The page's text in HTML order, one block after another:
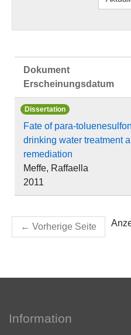
Dokument
Erscheinungsdatum
Dissertation
Fate of para-
drinking water treatment
remediation
Meffe, Raffaella
2011
← Vorherige Seite
Information